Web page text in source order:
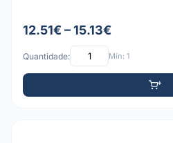
12.51€ – 15.13€
Quantidade: Mín: 1